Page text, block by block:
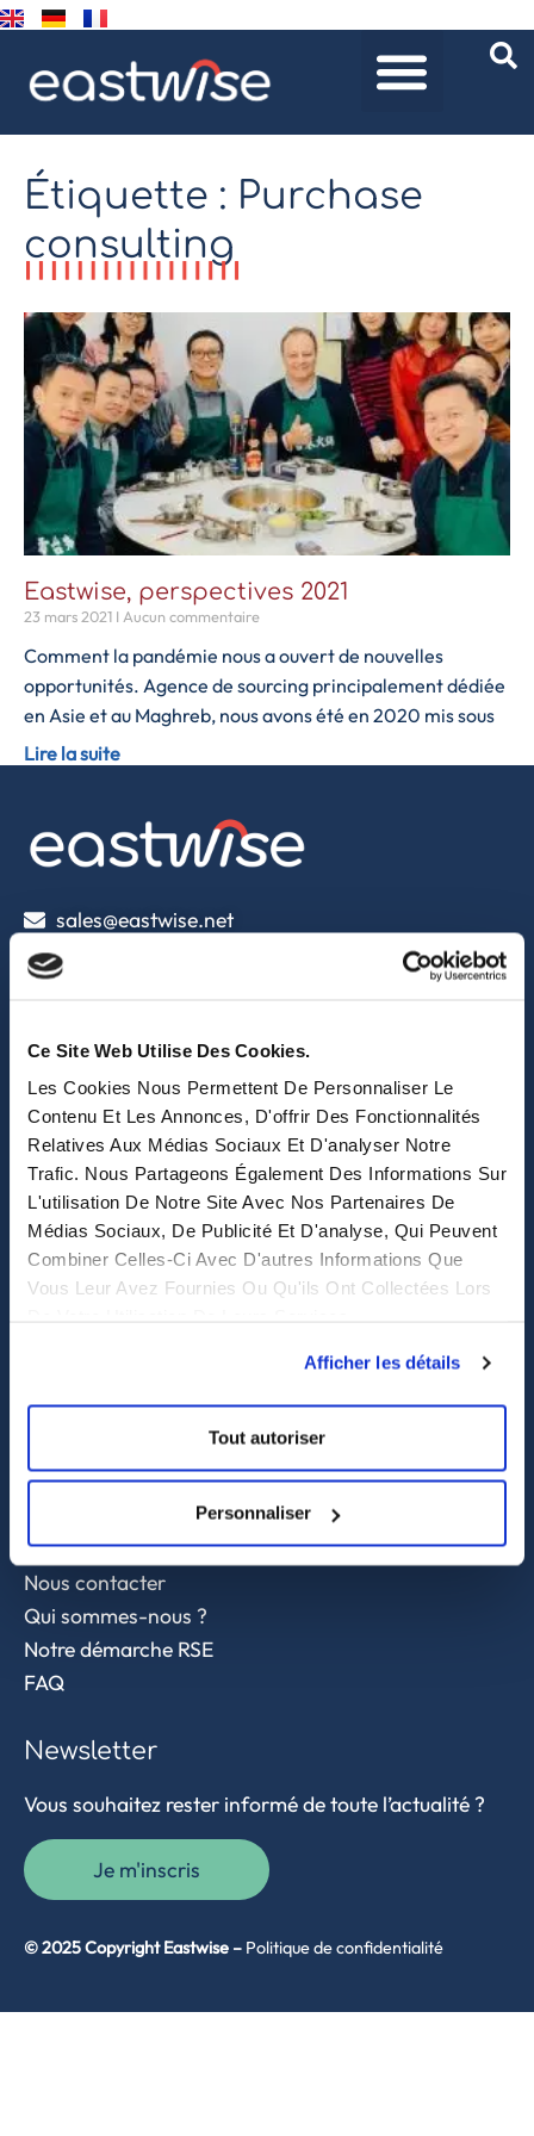
Ce Site Web Utilise Des Cookies.
Les Cookies Nous Permettent De Personnaliser Le
Contenu Et Les Annonces, D'offrir Des Fonctionnalités
Relatives Aux Médias Sociaux Et D'analyser Notre
Trafic. Nous Partageons Également Des Informations Sur
L'utilisation De Notre Site Avec Nos Partenaires De
Médias Sociaux, De Publicité Et D'analyse, Qui Peuvent
Combiner Celles-Ci Avec D'autres Informations Que
Vous Leur Avez Fournies Ou Qu'ils Ont Collectées Lors
Afficher les détails
Tout autoriser
Personnaliser
Étiquette : Purchase
consulting
Eastwise, perspectives 2021
23 mars 2021 Aucun commentaire
Comment la pandémie nous a ouvert de nouvelles
opportunités. Agence de sourcing principalement dédiée
en Asie et au Maghreb, nous avons été en 2020 mis sous
Lire la suite
sales@eastwise.net
(+852) 3621 0156
308, Des Voeux Road, Hong Kong
eastwise
Purchasing solutions
Procurement solutions
End-to-End Supply Partner
Supply chain et approvisionnement
Nous contacter
Qui sommes-nous ?
Notre démarche RSE
FAQ
Newsletter
Vous souhaitez rester informé de toute l’actualité ?
Je m'inscris
© 2025 Copyright Eastwise – Politique de confidentialité